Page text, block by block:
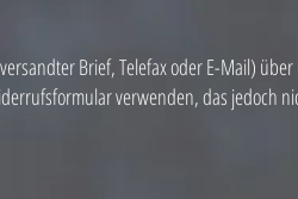
Brief, Telefax oder E-Mail)
verwenden, das jedoch